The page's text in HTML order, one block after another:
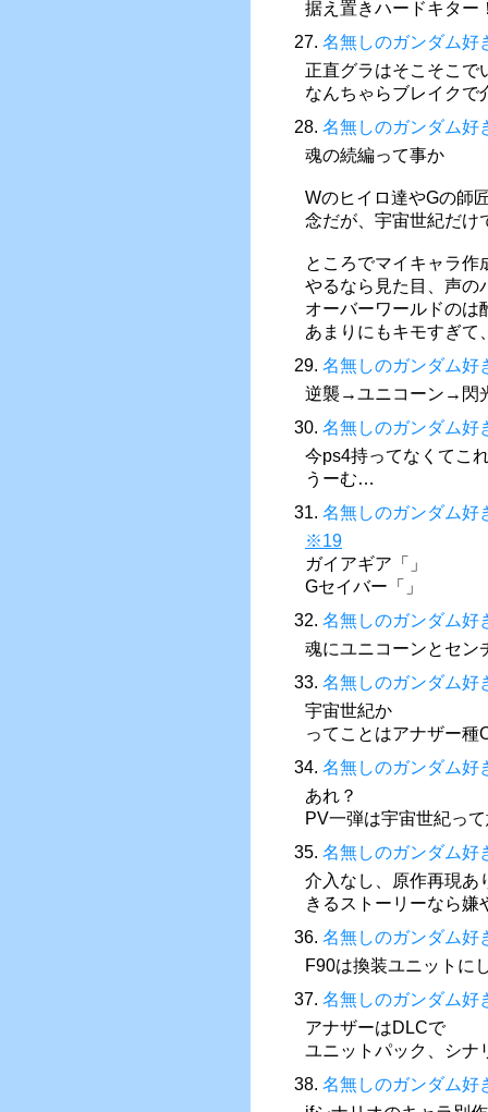
据え置きハードキター
27. 名無しのガンダム好
正直グラはそこそこで
なんちゃらブレイクで
28. 名無しのガンダム好
魂の続編って事か
Wのヒイロ達やGの師
念だが、宇宙世紀だけ
ところでマイキャラ作
やるなら見た目、声の
オーバーワールドのは
あまりにもキモすぎて
29. 名無しのガンダム好
逆襲→ユニコーン→閃
30. 名無しのガンダム好
今ps4持ってなくてこ
うーむ…
31. 名無しのガンダム好
※19
ガイアギア「」
Gセイバー「」
32. 名無しのガンダム好
魂にユニコーンとセン
33. 名無しのガンダム好
宇宙世紀か
ってことはアナザー種
34. 名無しのガンダム好
あれ？
PV一弾は宇宙世紀っ
35. 名無しのガンダム好
介入なし、原作再現あ
きるストーリーなら嫌
36. 名無しのガンダム好
F90は換装ユニットに
37. 名無しのガンダム好
アナザーはDLCで
ユニットパック、シナ
38. 名無しのガンダム好